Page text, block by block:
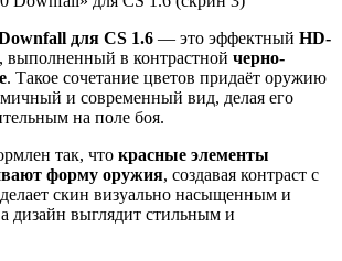
для CS 1.6 — это эффектный HD-
, выполненный в контрастной черно-
. Такое сочетание цветов придаёт оружию
и современный вид, делая его
на поле боя.
так, что красные элементы
форму оружия, создавая контраст с
скин визуально насыщенным и
дизайн выглядит стильным и